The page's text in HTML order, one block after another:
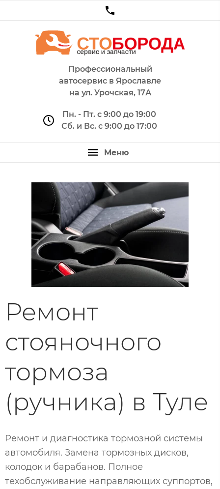
Профессиональный
автосервис в Ярославле
на ул. Урочская, 17А
Пн. - Пт. с 9:00 до 19:00
Сб. и Вс. с 9:00 до 17:00
Ремонт
стояночного
тормоза
(ручника) в Туле
Ремонт и диагностика тормозной системы
автомобиля. Замена тормозных дисков,
колодок и барабанов. Полное
техобслуживание направляющих суппортов,